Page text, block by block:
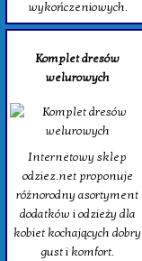
wykończeniowych.
Komplet dresów
welurowych
Internetowy sklep
odziez.net proponuje
różnorodny asortyment
dodatków i odzieży dla
kobiet kochających dobry
gust i komfort.